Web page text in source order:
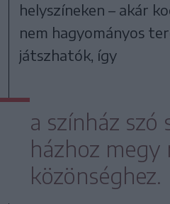
helyszíneken – akár
nem hagyományos
játszhatók, így
a színház szó
házhoz megy
közönséghez.